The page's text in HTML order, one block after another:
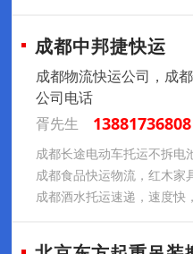
成都中邦捷快运
成都物流快运公司，成
公司电话
胥先生
13881736808
成都长途电动车托运不拆电
成都食品快运物流，红木家
成都酒水托运速递，速度快